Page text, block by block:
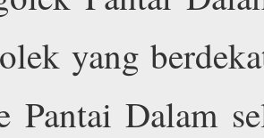
yang
Pantai Dalam